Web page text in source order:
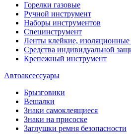
Горелки газовые
Ручной инструмент
Наборы инструментов
Специнструмент
Ленты клейкие,
Средства индивидуальной
Крепежный инструмент
Автоаксессуары
Брызговики
Вешалки
Знаки самоклеящиеся
Знаки на присоске
Заглушки ремня безопасности